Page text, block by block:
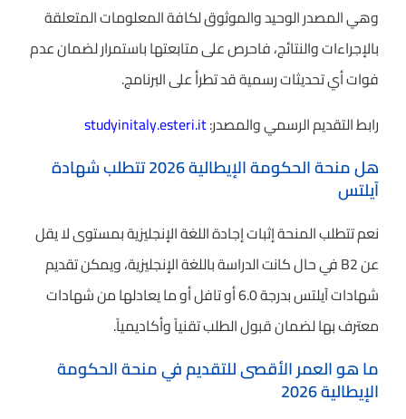
وهي المصدر الوحيد والموثوق لكافة المعلومات المتعلقة
بالإجراءات والنتائج، فاحرص على متابعتها باستمرار لضمان عدم
فوات أي تحديثات رسمية قد تطرأ على البرنامج.
رابط التقديم الرسمي والمصدر:studyinitaly.esteri.it
هل منحة الحكومة الإيطالية 2026 تتطلب شهادة
آيلتس
نعم تتطلب المنحة إثبات إجادة اللغة الإنجليزية بمستوى لا يقل
عن B2 في حال كانت الدراسة باللغة الإنجليزية، ويمكن تقديم
شهادات آيلتس بدرجة 6.0 أو تافل أو ما يعادلها من شهادات
معترف بها لضمان قبول الطلب تقنياً وأكاديمياً.
ما هو العمر الأقصى للتقديم في منحة الحكومة
الإيطالية 2026